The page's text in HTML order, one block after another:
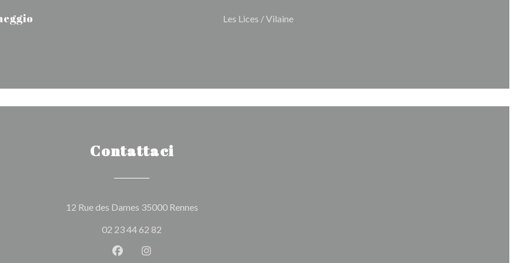
Les Lices / Vilaine
Contattaci
12 Rue des Dames 35000 Rennes((apre una nuova finestra))
02 23 44 62 82
Facebook ((apre una nuova finestra))
Instagram ((apre una nuova finestra))